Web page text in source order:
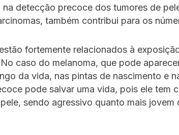
detecção precoce dos tumores de
também contribui para os
fortemente relacionados à
caso do melanoma, que pode
da vida, nas pintas de nascimento e
pode salvar uma vida, pois ele tem
sendo agressivo quanto mais jovem